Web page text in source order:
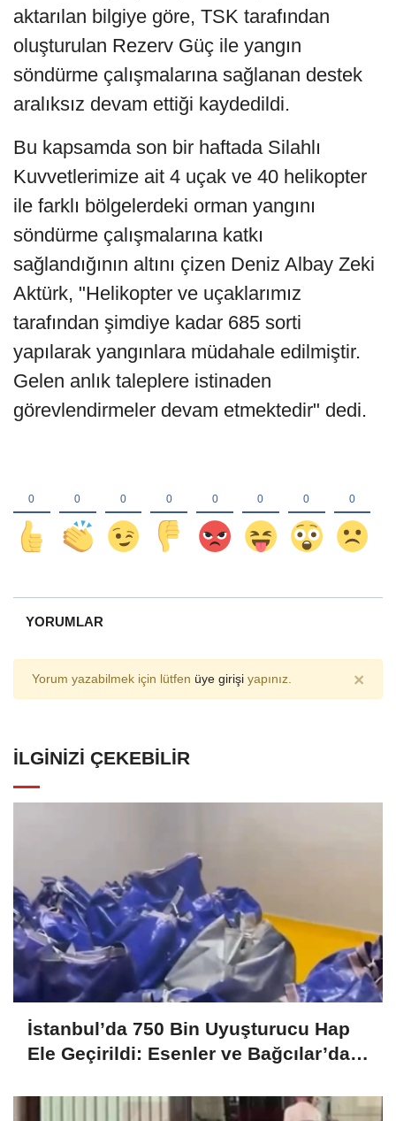
aktarılan bilgiye göre, TSK tarafından
oluşturulan Rezerv Güç ile yangın
söndürme çalışmalarına sağlanan destek
aralıksız devam ettiği kaydedildi.
Bu kapsamda son bir haftada Silahlı
Kuvvetlerimize ait 4 uçak ve 40 helikopter
ile farklı bölgelerdeki orman yangını
söndürme çalışmalarına katkı
sağlandığının altını çizen Deniz Albay Zeki
Aktürk, "Helikopter ve uçaklarımız
tarafından şimdiye kadar 685 sorti
yapılarak yangınlara müdahale edilmiştir.
Gelen anlık taleplere istinaden
görevlendirmeler devam etmektedir" dedi.
YORUMLAR
Yorum yazabilmek için lütfen üye girişi yapınız. ×
İLGINIZI ÇEKEBILIR
İstanbul’da 750 Bin Uyuşturucu Hap
Ele Geçirildi: Esenler ve Bağcılar’da